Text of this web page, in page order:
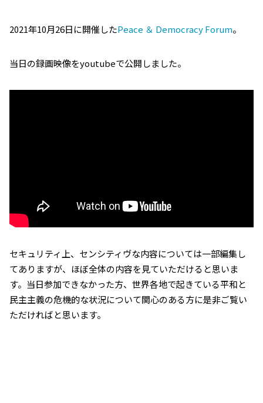
2021年10月26日に開催したPeace ＆ Democracy Forum。
当日の録画映像をyoutubeで公開しました。
セキュリティ上、センシティヴな内容については一部編集し
てありますが、ほぼ全体の内容を見ていただけると思いま
す。当日参加できなかった方、世界各地で起きている平和と
民主主義の危機的な状況について関心のある方に是非ご覧い
ただければと思います。